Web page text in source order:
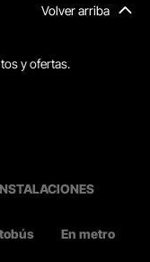
Volver arriba
y ofertas.
En metro